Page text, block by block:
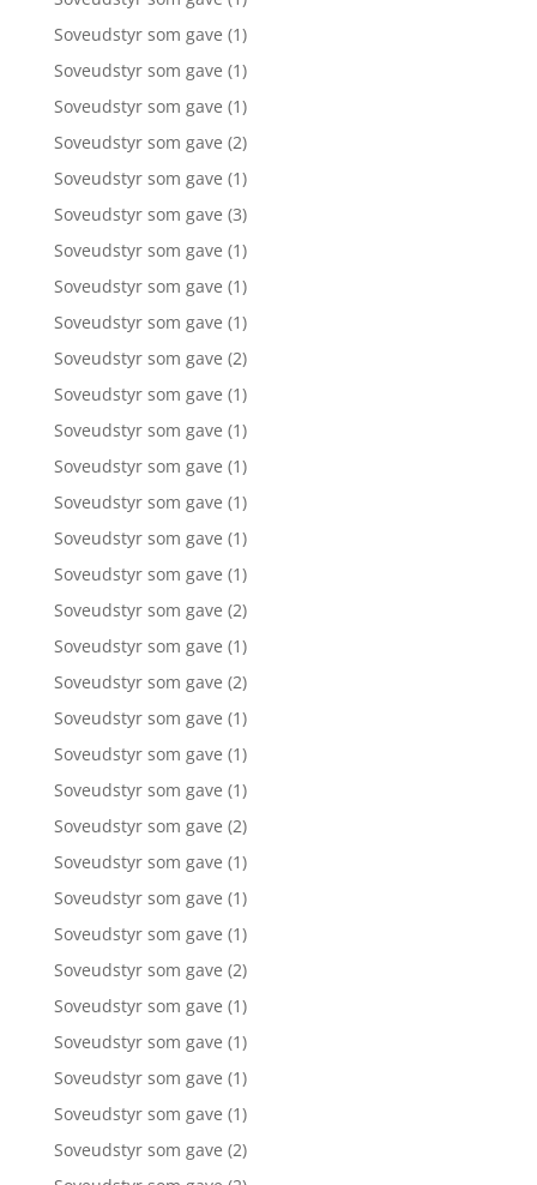
Soveudstyr som gave (1)
Soveudstyr som gave (1)
Soveudstyr som gave (1)
Soveudstyr som gave (2)
Soveudstyr som gave (1)
Soveudstyr som gave (3)
Soveudstyr som gave (1)
Soveudstyr som gave (1)
Soveudstyr som gave (1)
Soveudstyr som gave (2)
Soveudstyr som gave (1)
Soveudstyr som gave (1)
Soveudstyr som gave (1)
Soveudstyr som gave (1)
Soveudstyr som gave (1)
Soveudstyr som gave (1)
Soveudstyr som gave (2)
Soveudstyr som gave (1)
Soveudstyr som gave (2)
Soveudstyr som gave (1)
Soveudstyr som gave (1)
Soveudstyr som gave (1)
Soveudstyr som gave (2)
Soveudstyr som gave (1)
Soveudstyr som gave (1)
Soveudstyr som gave (1)
Soveudstyr som gave (2)
Soveudstyr som gave (1)
Soveudstyr som gave (1)
Soveudstyr som gave (1)
Soveudstyr som gave (1)
Soveudstyr som gave (2)